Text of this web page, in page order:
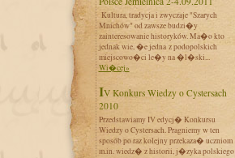
Kultura, tradycja i zwyczaje "Szarych
Mnichów" od zawsze budzi�y
zainteresowanie historyków. Ma�o kto
jednak wie, �e jedna z podopolskich
miejscowo�ci le�y na �l�ski...
Wi�cej»
IV Konkurs Wiedzy o Cystersach
2010
Przedstawiamy IV edycj� Konkursu
Wiedzy o Cystersach. Pragniemy w ten
sposób po raz kolejny przekaza� uczniom
m.in. wiedz� z historii, j�zyka polskiego